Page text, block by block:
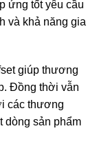
ứng tốt yêu cầu
và khả năng gia
giúp thương
Đồng thời vẫn
các thương
dòng sản phẩm